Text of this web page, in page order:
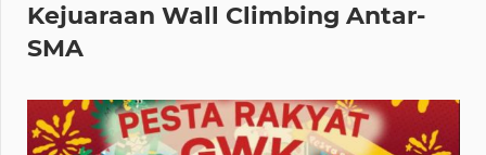
Kejuaraan Wall Climbing Antar-
SMA